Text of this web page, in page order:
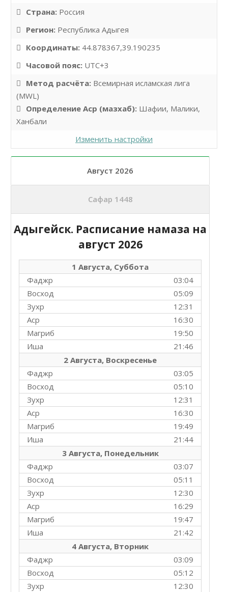
Страна: Россия
Регион: Республика Адыгея
Координаты: 44.878367,39.190235
Часовой пояс: UTC+3
Метод расчёта: Всемирная исламская лига
(MWL)
Определение Аср (мазхаб): Шафии, Малики,
Ханбали
Изменить настройки
Август 2026
Сафар 1448
Адыгейск. Расписание намаза на
август 2026
1 Августа, Суббота
03:04
Фаджр
05:09
Восход
12:31
Зухр
16:30
Аср
19:50
Магриб
21:46
Иша
2 Августа, Воскресенье
03:05
Фаджр
05:10
Восход
12:31
Зухр
16:30
Аср
19:49
Магриб
21:44
Иша
3 Августа, Понедельник
03:07
Фаджр
05:11
Восход
12:30
Зухр
16:29
Аср
19:47
Магриб
21:42
Иша
4 Августа, Вторник
03:09
Фаджр
05:12
Восход
12:30
Зухр